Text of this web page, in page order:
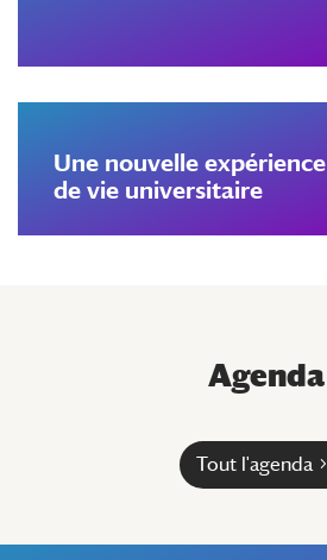
Une nouvelle expérience
de vie universitaire
Agenda
Tout l'agenda